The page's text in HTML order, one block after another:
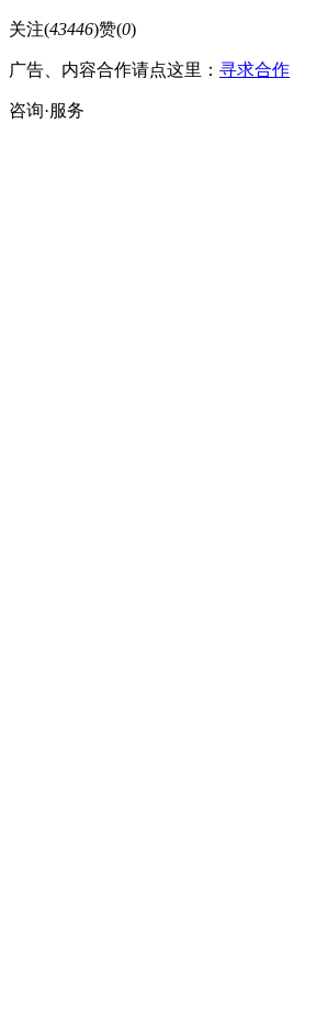
关注(43446)赞(0)
广告、内容合作请点这里： 寻求合作
咨询·服务